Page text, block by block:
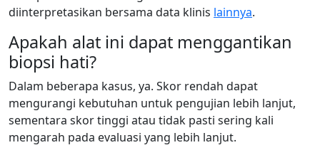
diinterpretasikan bersama data klinis lainnya.
Apakah alat ini dapat menggantikan
biopsi hati?
Dalam beberapa kasus, ya. Skor rendah dapat
mengurangi kebutuhan untuk pengujian lebih lanjut,
sementara skor tinggi atau tidak pasti sering kali
mengarah pada evaluasi yang lebih lanjut.